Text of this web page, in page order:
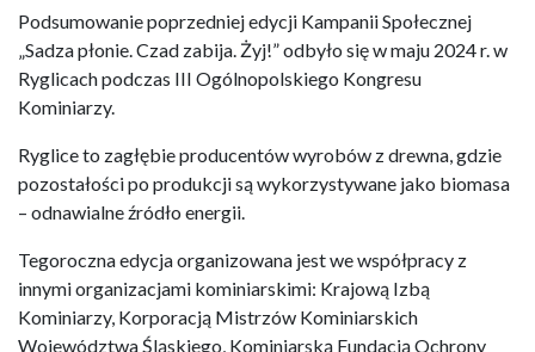
Podsumowanie poprzedniej edycji Kampanii Społecznej
„Sadza płonie. Czad zabija. Żyj!” odbyło się w maju 2024 r. w
Ryglicach podczas III Ogólnopolskiego Kongresu
Kominiarzy.
Ryglice to zagłębie producentów wyrobów z drewna, gdzie
pozostałości po produkcji są wykorzystywane jako biomasa
– odnawialne źródło energii.
Tegoroczna edycja organizowana jest we współpracy z
innymi organizacjami kominiarskimi: Krajową Izbą
Kominiarzy, Korporacją Mistrzów Kominiarskich
Województwa Śląskiego, Kominiarską Fundacją Ochrony